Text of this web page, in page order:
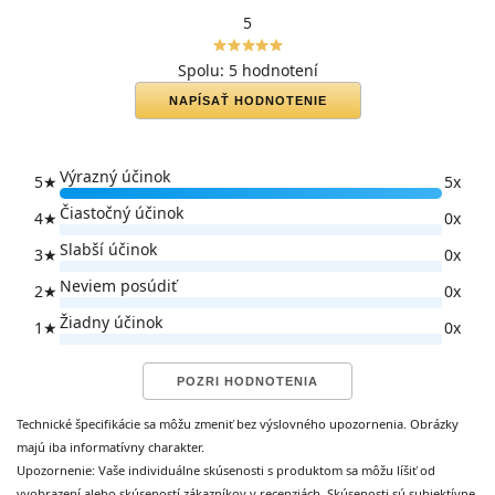
príjemnú a povzbudzujúcu arómu.
Revivogen - kondicionér na zahustenie vlasov - indikácia
Ideálny nazväčšenie objemu pre jemné a rednúce vlasy
Dodáva vlasomhrúbku, zväčšujeobjem a lesk
Ako pôsobí kondicionér Revivogen?
hodváb. Tieto zložky obalia každý jednotlivý vlas, čím mu
dodajú na pevnosti a hrúbke. Naviac, táto kombinácia
látok účinne chráni vlasy proti nepriaznivým vplyvom
vonkajšieho prostredia, ktoré sú často príčinou
predčasného vypadávania vlasov.
5
star_borderstar_borderstar_borderstar_borderstar_border
starstarstarstarstar
Spolu: 5 hodnotení
NAPÍSAŤ HODNOTENIE
5★Výrazný účinok
5x
4★ Čiastočný účinok
0x
3★Slabší účinok
0x
2★ Neviem posúdiť
0x
1 ★Žiadny účinok 0x
POZRI HODNOTENIA
Technické špecifikácie sa môžu zmeniť bez výslovného upozornenia. Obrázky
majú iba informatívny charakter.
Upozornenie: Vaše individuálne skúsenosti s produktom sa môžu líšiť od